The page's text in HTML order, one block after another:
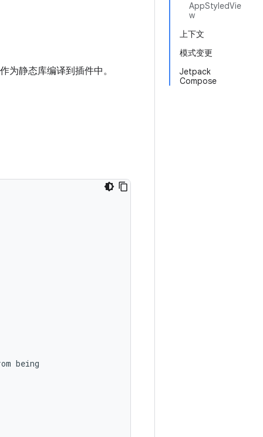
AppStyledVie
w
上下文
模式变更
Jetpack
Compose
为静态库编译到插件中。
being